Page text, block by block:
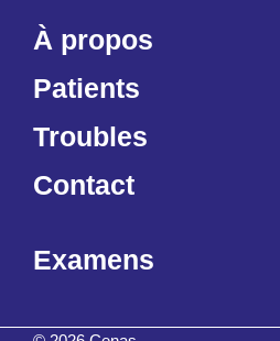
À propos
Patients
Troubles
Contact
Examens